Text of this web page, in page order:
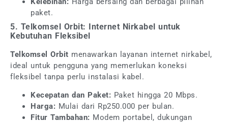
paket.
5. Telkomsel Orbit: Internet Nirkabel untuk
Kebutuhan Fleksibel
Telkomsel Orbit menawarkan layanan internet nirkabel,
ideal untuk pengguna yang memerlukan koneksi
fleksibel tanpa perlu instalasi kabel.
Kecepatan dan Paket: Paket hingga 20 Mbps.
Harga: Mulai dari Rp250.000 per bulan.
Fitur Tambahan: Modem portabel, dukungan